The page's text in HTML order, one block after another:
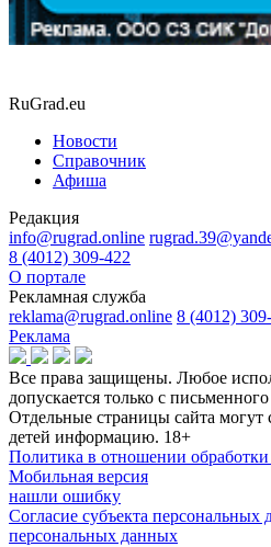
RuGrad.eu
Новости
Справочник
Афиша
Редакция
info@rugrad.online
8 (4012) 309-422
О портале
Рекламная служба
reklama@rugrad.online 8 (4012)
Реклама
Все права защищены. Любое
допускается только с письменного
Отдельные страницы сайта могут
детей информацию. 18+
Политика в отношении
Мобильная версия
нашли ошибку
Согласие субъекта персональных
персональных данных